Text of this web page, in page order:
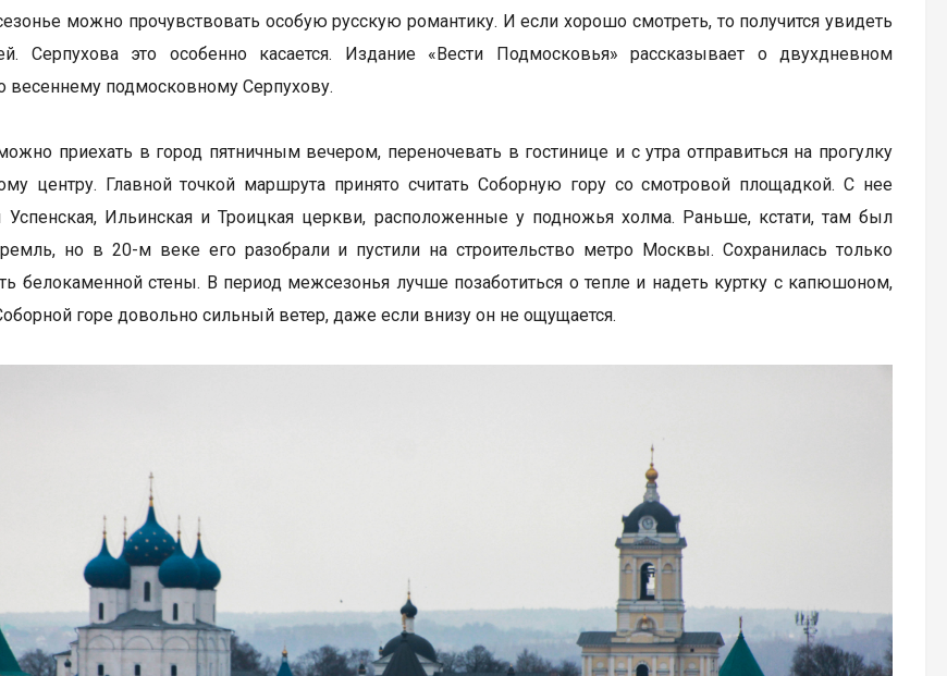
можно прочувствовать особую русскую романтику. И если хорошо смотреть, то получится увидеть
Серпухова это особенно касается. Издание «Вести Подмосковья» рассказывает о двухдневном
весеннему подмосковному Серпухову.
приехать в город пятничным вечером, переночевать в гостинице и с утра отправиться на прогулку
центру. Главной точкой маршрута принято считать Соборную гору со смотровой площадкой. С нее
Ильинская и Троицкая церкви, расположенные у подножья холма. Раньше, кстати, там был
но в 20-м веке его разобрали и пустили на строительство метро Москвы. Сохранилась только
белокаменной стены. В период межсезонья лучше позаботиться о тепле и надеть куртку с капюшоном,
горе довольно сильный ветер, даже если внизу он не ощущается.